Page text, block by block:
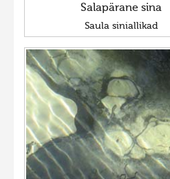
Salapärane sina
Saula siniallikad